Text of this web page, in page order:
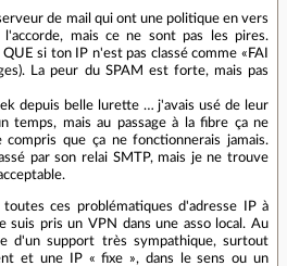
de mail qui ont une politique en vers
mais ce ne sont pas les pires.
si ton IP n'est pas classé comme «FAI
La peur du SPAM est forte, mais pas
depuis belle lurette … j'avais usé de leur
temps, mais au passage à la fibre ça ne
que ça ne fonctionnerais jamais.
par son relai SMTP, mais je ne trouve
ces problématiques d'adresse IP à
suis pris un VPN dans une asso local. Au
d'un support très sympathique, surtout
et une IP « fixe », dans le sens ou un